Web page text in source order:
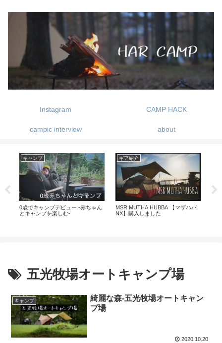
Instagram CAMP HACK
campic interview about
キャンプ
0歳でキャンプデビュー -赤ちゃん
とキャンプを楽しむ-
ギア紹介
MSR MUTHA HUBBA 【マザハバ
NX】購入しました
五光牧場オートキャンプ場
キャンプ
綺麗な森-五光牧場オートキャン
プ場
2020.10.20